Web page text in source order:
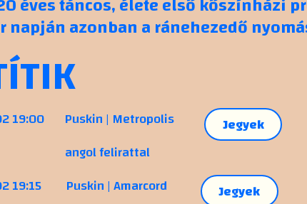
napján azonban a ránehezedő
19:00
Puskin | Metropolis
angol felirattal
Jegyek
19:15
Puskin | Amarcord
Jegyek